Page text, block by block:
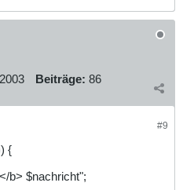
Beiträge: 86
#9
{
b> $nachricht";